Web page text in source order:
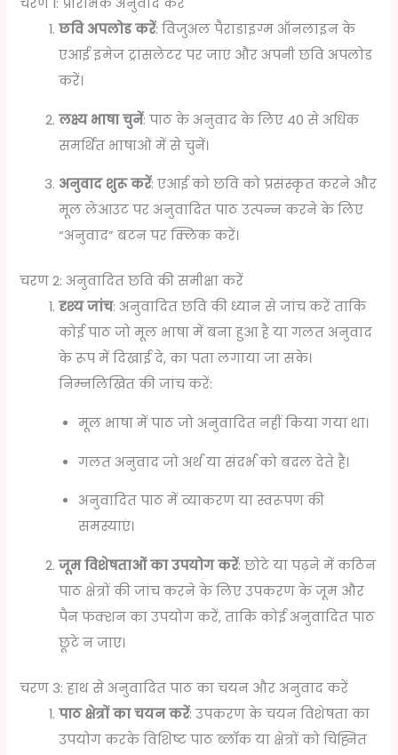
चरण 1: प्रारंभिक अनुवाद करें
छवि अपलोड करें: विजुअल पैराडाइग्म ऑनलाइन के
एआई इमेज ट्रांसलेटर पर जाएं और अपनी छवि अपलोड
करें।
लक्ष्य भाषा चुनें: पाठ के अनुवाद के लिए 40 से अधिक
समर्थित भाषाओं में से चुनें।
अनुवाद शुरू करें: एआई को छवि को प्रसंस्कृत करने और
मूल लेआउट पर अनुवादित पाठ उत्पन्न करने के लिए
“अनुवाद” बटन पर क्लिक करें।
चरण 2: अनुवादित छवि की समीक्षा करें
दृश्य जांच: अनुवादित छवि की ध्यान से जांच करें ताकि
कोई पाठ जो मूल भाषा में बना हुआ है या गलत अनुवाद
के रूप में दिखाई दे, का पता लगाया जा सके।
निम्नलिखित की जांच करें:
मूल भाषा में पाठ जो अनुवादित नहीं किया गया था।
गलत अनुवाद जो अर्थ या संदर्भ को बदल देते हैं।
अनुवादित पाठ में व्याकरण या स्वरूपण की
समस्याएं।
जूम विशेषताओं का उपयोग करें: छोटे या पढ़ने में कठिन
पाठ क्षेत्रों की जांच करने के लिए उपकरण के जूम और
पैन फंक्शन का उपयोग करें, ताकि कोई अनुवादित पाठ
छूटे न जाए।
चरण 3: हाथ से अनुवादित पाठ का चयन और अनुवाद करें
पाठ क्षेत्रों का चयन करें: उपकरण के चयन विशेषता का
उपयोग करके विशिष्ट पाठ ब्लॉक या क्षेत्रों को चिह्नित